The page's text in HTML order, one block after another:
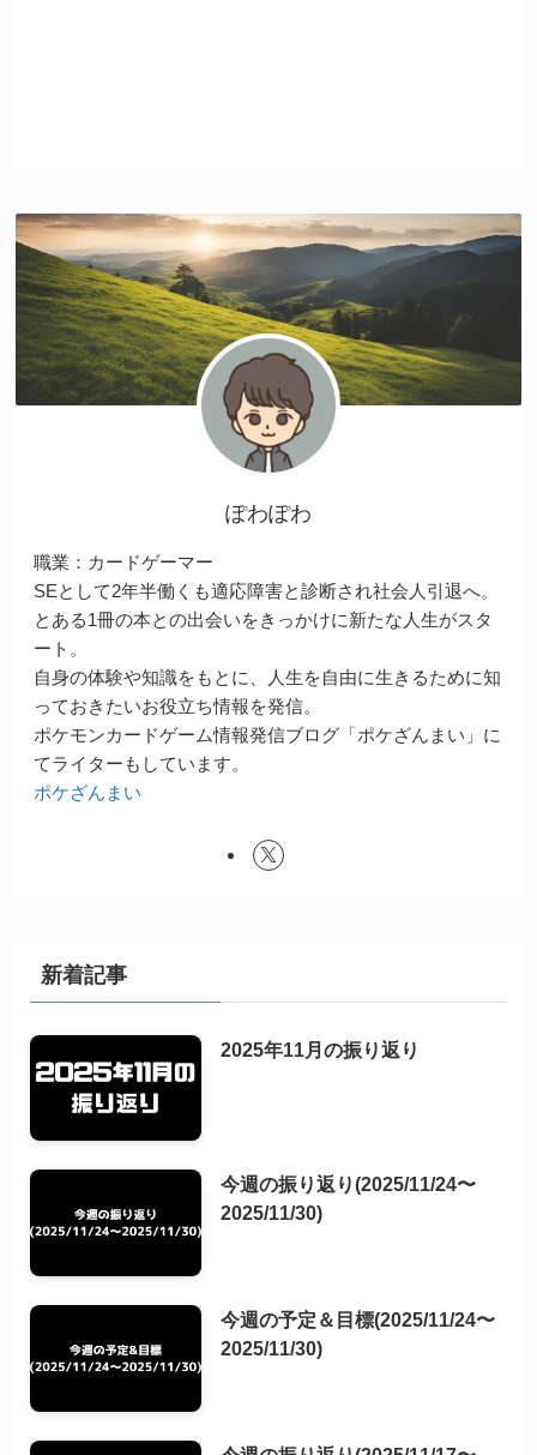
ぽわぽわ
職業：カードゲーマー
SEとして2年半働くも適応障害と診断され社会人引退へ。
とある1冊の本との出会いをきっかけに新たな人生がスタ
ート。
自身の体験や知識をもとに、人生を自由に生きるために知
っておきたいお役立ち情報を発信。
ポケモンカードゲーム情報発信ブログ「ポケざんまい」に
てライターもしています。
ポケざんまい
新着記事
2025年11月の振り返り
今週の振り返り(2025/11/24〜
2025/11/30)
今週の予定＆目標(2025/11/24〜
2025/11/30)